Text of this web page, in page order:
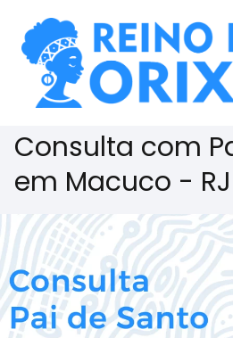
Consulta com
em Macuco - RJ